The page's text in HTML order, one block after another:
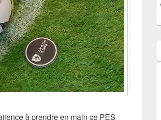
à prendre en main ce PES